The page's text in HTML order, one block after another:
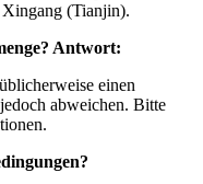
Xingang (Tianjin).
Antwort:
einen
abweichen. Bitte